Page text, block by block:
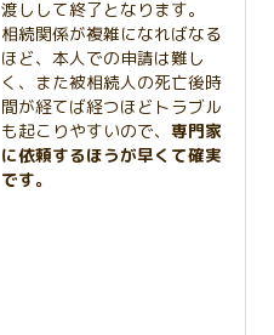
渡しして終了となります。
相続関係が複雑になればなる
ほど、本人での申請は難し
く、また被相続人の死亡後時
間が経てば経つほどトラブル
も起こりやすいので、専門家
に依頼するほうが早くて確実
です。